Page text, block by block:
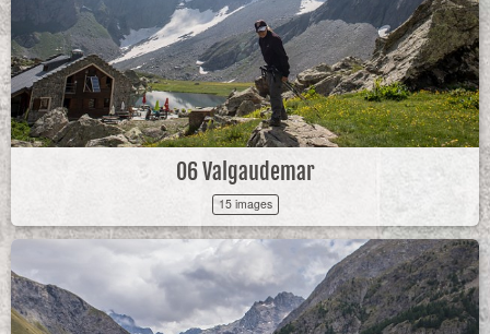
06 Valgaudemar
15 images